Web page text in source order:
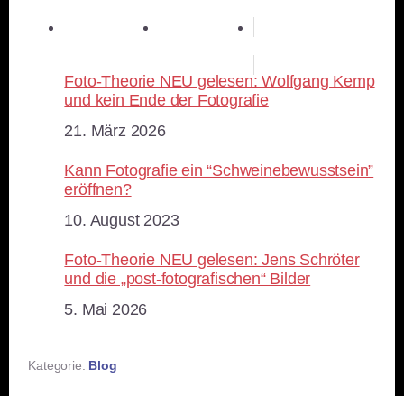
Foto-Theorie NEU gelesen: Wolfgang Kemp
und kein Ende der Fotografie
Datum
21. März 2026
Kann Fotografie ein “Schweinebewusstsein”
eröffnen?
Datum
10. August 2023
Foto-Theorie NEU gelesen: Jens Schröter
und die „post-fotografischen“ Bilder
Datum
5. Mai 2026
Kategorie: Blog